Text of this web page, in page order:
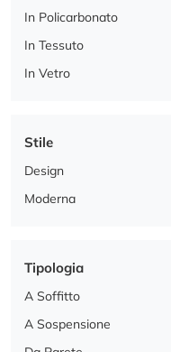
In Policarbonato
In Tessuto
In Vetro
Stile
Design
Moderna
Tipologia
A Soffitto
A Sospensione